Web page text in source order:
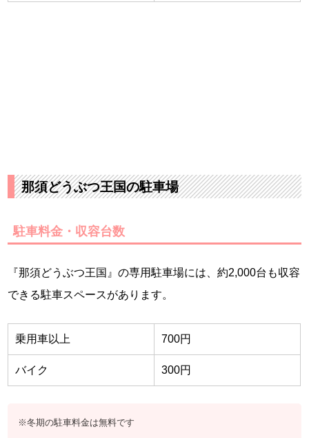
那須どうぶつ王国の駐車場
駐車料金・収容台数
『那須どうぶつ王国』の専用駐車場には、約2,000台も収容
できる駐車スペースがあります。
乗用車以上 700円
バイク 300円
※冬期の駐車料金は無料です